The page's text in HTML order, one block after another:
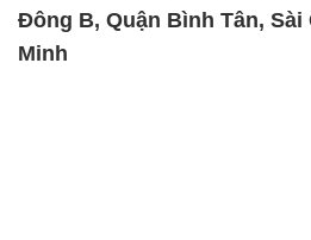
Đông B, Quận Bình Tân, Sài
Minh